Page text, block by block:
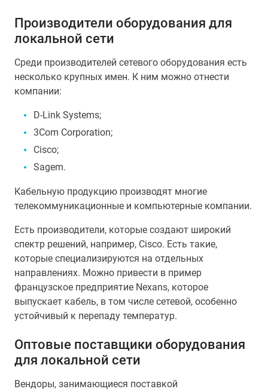
Производители оборудования для
локальной сети
Среди производителей сетевого оборудования есть
несколько крупных имен. К ним можно отнести
компании:
D-Link Systems;
3Com Corporation;
Cisco;
Sagem.
Кабельную продукцию производят многие
телекоммуникационные и компьютерные компании.
Есть производители, которые создают широкий
спектр решений, например, Cisco. Есть такие,
которые специализируются на отдельных
направлениях. Можно привести в пример
французское предприятие Nexans, которое
выпускает кабель, в том числе сетевой, особенно
устойчивый к перепаду температур.
Оптовые поставщики оборудования
для локальной сети
Вендоры, занимающиеся поставкой